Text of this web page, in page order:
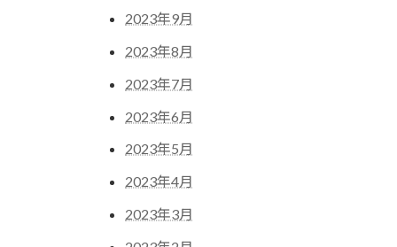
2023年9月
2023年8月
2023年7月
2023年6月
2023年5月
2023年4月
2023年3月